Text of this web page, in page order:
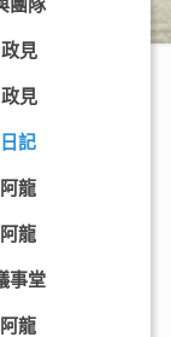
團隊
見
見
記
龍
龍
事堂
龍